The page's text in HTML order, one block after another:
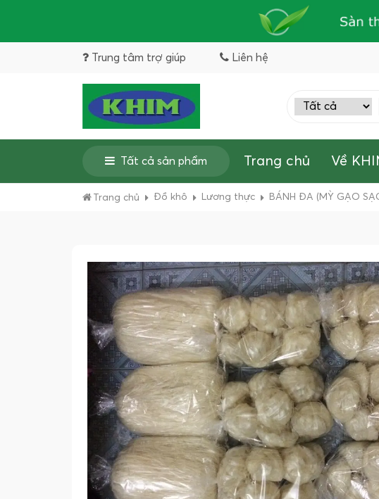
Trung tâm trợ giúp Liên hệ
Tất cả sản phẩm Trang chủ Về
Trang chủ Đồ khô Lương thực BÁNH ĐA (MỲ GẠO